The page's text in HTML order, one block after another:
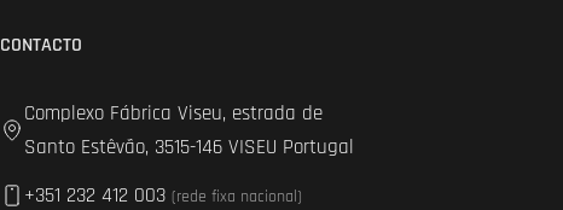
CONTACTO
Complexo Fábrica Viseu, estrada de
Santo Estêvão, 3515-146 VISEU Portugal
+351 232 412 003 (rede fixa nacional)